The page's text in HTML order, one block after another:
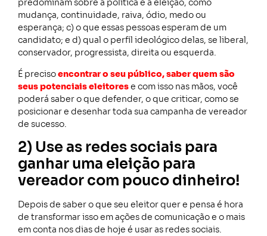
predominam sobre a política e a eleição, como
mudança, continuidade, raiva, ódio, medo ou
esperança; c) o que essas pessoas esperam de um
candidato; e d) qual o perfil ideológico delas, se liberal,
conservador, progressista, direita ou esquerda.
É precisoencontrar o seu público, saber quem são
seus potenciais eleitorese com isso nas mãos, você
poderá saber o que defender, o que criticar, como se
posicionar e desenhar toda sua campanha de vereador
de sucesso.
2) Use as redes sociais para
ganhar uma eleição para
vereador com pouco dinheiro!
Depois de saber o que seu eleitor quer e pensa é hora
de transformar isso em ações de comunicação e o mais
em conta nos dias de hoje é usar as redes sociais.